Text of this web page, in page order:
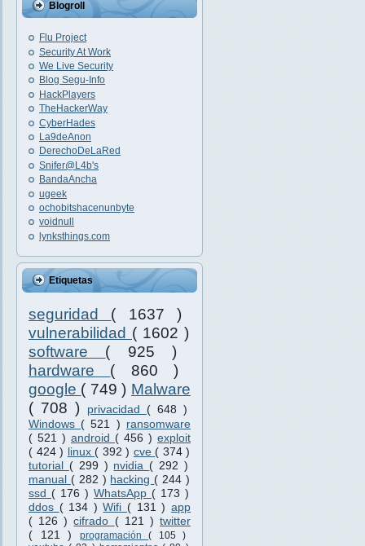
Blogroll
Flu Project
Security At Work
We Live Security
Blog Segu-Info
HackPlayers
TheHackerWay
CyberHades
La9deAnon
DerechoDeLaRed
Snifer@L4b's
BandaAncha
ugeek
ochobitshacenunbyte
voidnull
lynksthings.com
Etiquetas
seguridad ( 1637 )
vulnerabilidad ( 1602 )
software ( 925 )
hardware ( 860 )
google ( 749 ) Malware
( 708 )
privacidad ( 648 )
Windows ( 521 ) ransomware
( 521 ) android ( 456 ) exploit
( 424 ) linux ( 392 ) cve ( 374 )
tutorial ( 299 ) nvidia ( 292 )
manual ( 282 ) hacking ( 244 )
ssd ( 176 ) WhatsApp ( 173 )
ddos ( 134 )Wifi ( 131 ) app
( 126 )cifrado ( 121 )twitter
( 121 ) programación( 105 )